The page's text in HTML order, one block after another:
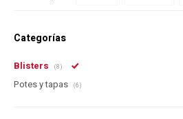
Categorías
Blisters (8)
Potes y tapas (6)